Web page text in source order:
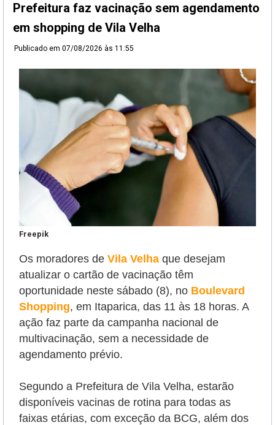
Prefeitura faz vacinação sem agendamento
em shopping de Vila Velha
Publicado em 07/08/2026 às 11:55
Freepik
Os moradores de Vila Velha que desejam
atualizar o cartão de vacinação têm
oportunidade neste sábado (8), no Boulevard
Shopping, em Itaparica, das 11 às 18 horas. A
ação faz parte da campanha nacional de
multivacinação, sem a necessidade de
agendamento prévio.
Segundo a Prefeitura de Vila Velha, estarão
disponíveis vacinas de rotina para todas as
faixas etárias, com exceção da BCG, além dos